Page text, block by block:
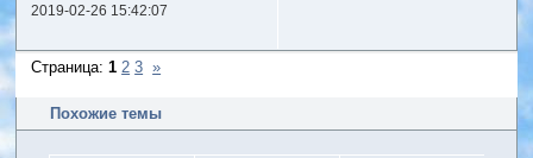
2019-02-26 15:42:07
Страница:1 2 3 »
Похожие темы